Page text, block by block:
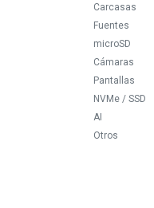
Carcasas
Fuentes
microSD
Cámaras
Pantallas
NVMe / SSD
AI
Otros